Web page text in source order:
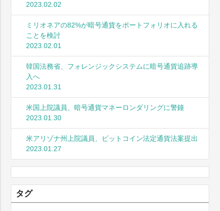
2023.02.02
ミリオネアの82%が暗号通貨をポートフォリオに入れる
ことを検討
2023.02.01
韓国法務省、フォレンジックシステムに暗号通貨追跡導
入へ
2023.01.31
米国上院議員、暗号通貨マネーロンダリングに警鐘
2023.01.30
米アリゾナ州上院議員、ビットコイン法定通貨法案提出
2023.01.27
タグ